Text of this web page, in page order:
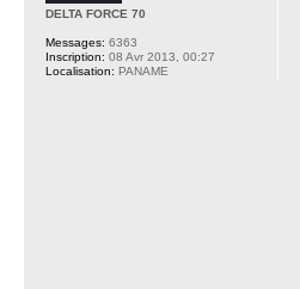
DELTA FORCE 70
Messages: 6363
Inscription: 08 Avr 2013, 00:27
Localisation: PANAME